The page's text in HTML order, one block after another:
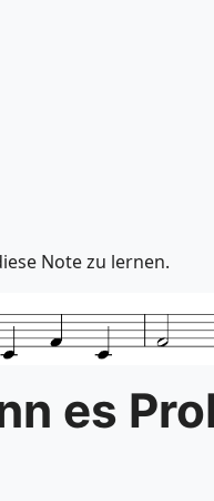
Note zu lernen.
es